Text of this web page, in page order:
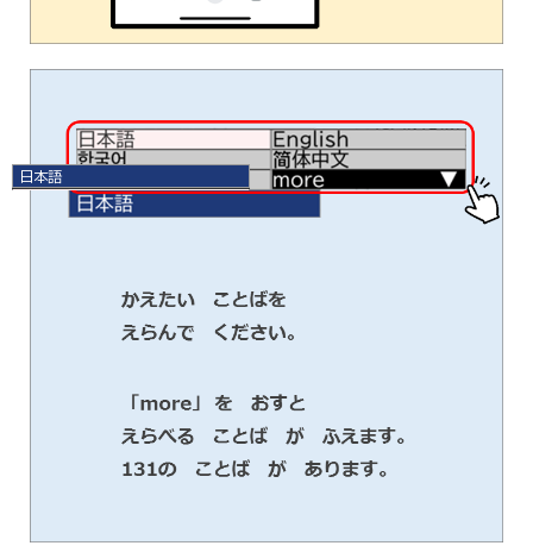
日本語
English